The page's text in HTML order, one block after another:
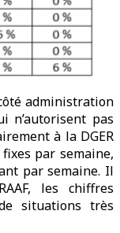
administration
n’autorisent pas
à la DGER
par semaine,
par semaine. Il
les chiffres
situations très